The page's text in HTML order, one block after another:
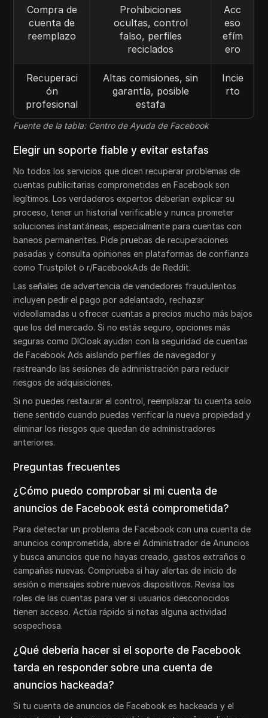
Compra de
cuenta de
reemplazo
Prohibiciones
ocultas, control
falso, perfiles
reciclados
Acc
eso
efím
ero
Recuperaci
ón
profesional
Altas comisiones, sin
garantía, posible
estafa
Incie
rto
Fuente de la tabla: Centro de Ayuda de Facebook
Elegir un soporte fiable y evitar estafas
No todos los servicios que dicen recuperar problemas de
cuentas publicitarias comprometidas en Facebook son
legítimos. Los verdaderos expertos deberían explicar su
proceso, tener un historial verificable y nunca prometer
soluciones instantáneas, especialmente para cuentas con
baneos permanentes. Pide pruebas de recuperaciones
pasadas y consulta opiniones en plataformas de confianza
como Trustpilot o r/FacebookAds de Reddit.
Las señales de advertencia de vendedores fraudulentos
incluyen pedir el pago por adelantado, rechazar
videollamadas u ofrecer cuentas a precios mucho más bajos
que los del mercado. Si no estás seguro, opciones más
seguras como DICloak ayudan con la seguridad de cuentas
de Facebook Ads aislando perfiles de navegador y
rastreando las sesiones de administración para reducir
riesgos de adquisiciones.
Si no puedes restaurar el control, reemplazar tu cuenta solo
tiene sentido cuando puedas verificar la nueva propiedad y
eliminar los riesgos que quedan de administradores
anteriores.
Preguntas frecuentes
¿Cómo puedo comprobar si mi cuenta de
anuncios de Facebook está comprometida?
Para detectar un problema de Facebook con una cuenta de
anuncios comprometida, abre el Administrador de Anuncios
y busca anuncios que no hayas creado, gastos extraños o
campañas nuevas. Comprueba si hay alertas de inicio de
sesión o mensajes sobre nuevos dispositivos. Revisa los
roles de las cuentas para ver si usuarios desconocidos
tienen acceso. Actúa rápido si notas alguna actividad
sospechosa.
¿Qué debería hacer si el soporte de Facebook
tarda en responder sobre una cuenta de
anuncios hackeada?
Si tu cuenta de anuncios de Facebook es hackeada y el